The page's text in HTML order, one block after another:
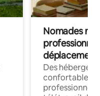
Nomades
déplacement
Des
confortables
professionnels